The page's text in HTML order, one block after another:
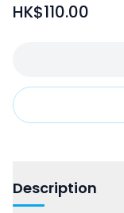
HK$110.00
Description